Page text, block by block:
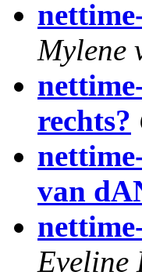
Mylene
rechts?
van
Eveline